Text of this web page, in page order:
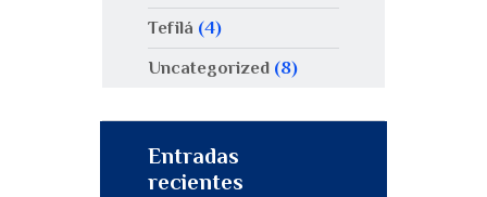
Tefilá (4)
Uncategorized (8)
Entradas
recientes